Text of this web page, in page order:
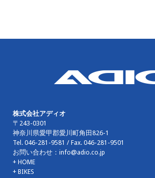
株式会社アディオ
〒243-0301
神奈川県愛甲郡愛川町角田826-1
Tel.046-281-9581 / Fax.046-281-9501
お問い合わせ：info@adio.co.jp
+ HOME
+ BIKES